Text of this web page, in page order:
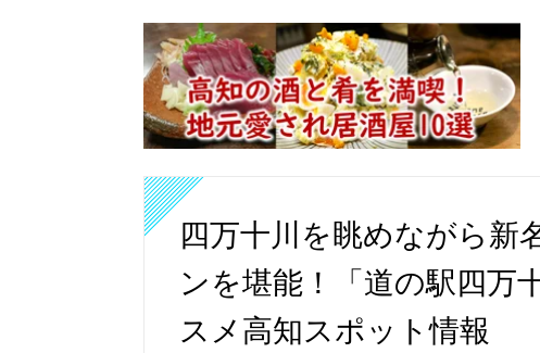
四万十川を眺めながら新
ンを堪能！「道の駅四万
スメ高知スポット情報